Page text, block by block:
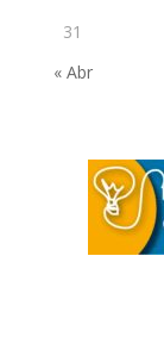
31
« Abr